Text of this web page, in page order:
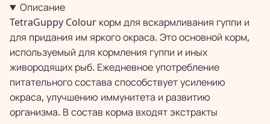
Описание
TetraGuppy Colour корм для вскармливания гуппи и
для придания им яркого окраса. Это основной корм,
используемый для кормления гуппи и иных
живородящих рыб. Ежедневное употребление
питательного состава способствует усилению
окраса, улучшению иммунитета и развитию
организма. В состав корма входят экстракты